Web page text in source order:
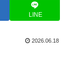
LINE
2026.06.18